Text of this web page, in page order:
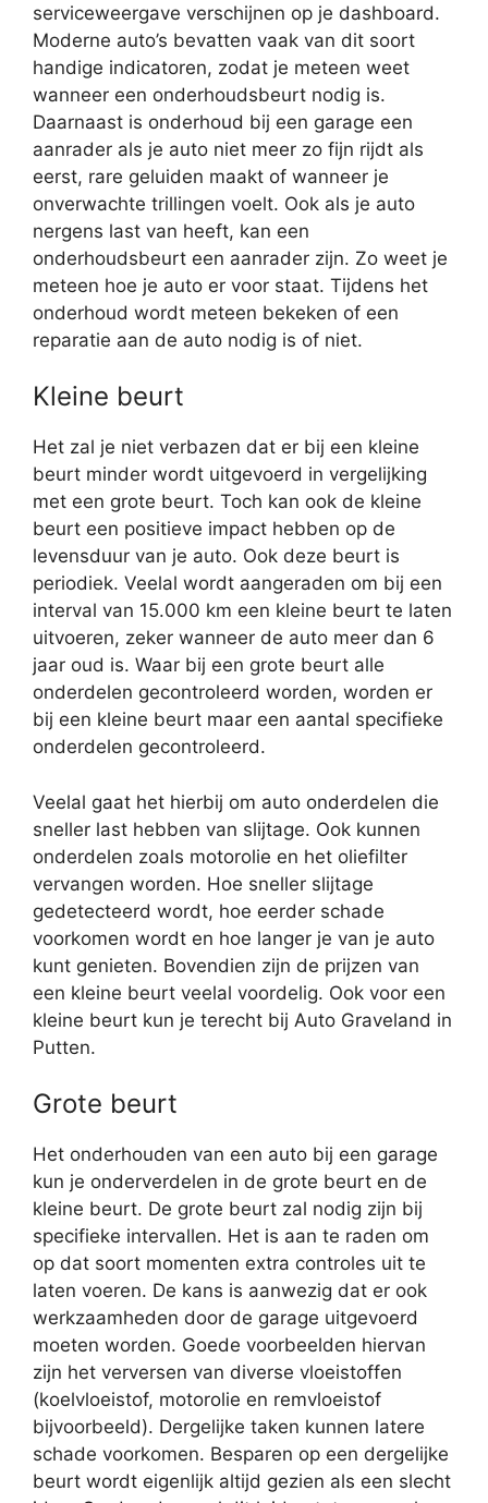
serviceweergave verschijnen op je dashboard.
Moderne auto’s bevatten vaak van dit soort
handige indicatoren, zodat je meteen weet
wanneer een onderhoudsbeurt nodig is.
Daarnaast is onderhoud bij een garage een
aanrader als je auto niet meer zo fijn rijdt als
eerst, rare geluiden maakt of wanneer je
onverwachte trillingen voelt. Ook als je auto
nergens last van heeft, kan een
onderhoudsbeurt een aanrader zijn. Zo weet je
meteen hoe je auto er voor staat. Tijdens het
onderhoud wordt meteen bekeken of een
reparatie aan de auto nodig is of niet.
Kleine beurt
Het zal je niet verbazen dat er bij een kleine
beurt minder wordt uitgevoerd in vergelijking
met een grote beurt. Toch kan ook de kleine
beurt een positieve impact hebben op de
levensduur van je auto. Ook deze beurt is
periodiek. Veelal wordt aangeraden om bij een
interval van 15.000 km een kleine beurt te laten
uitvoeren, zeker wanneer de auto meer dan 6
jaar oud is. Waar bij een grote beurt alle
onderdelen gecontroleerd worden, worden er
bij een kleine beurt maar een aantal specifieke
onderdelen gecontroleerd.
Veelal gaat het hierbij om auto onderdelen die
sneller last hebben van slijtage. Ook kunnen
onderdelen zoals motorolie en het oliefilter
vervangen worden. Hoe sneller slijtage
gedetecteerd wordt, hoe eerder schade
voorkomen wordt en hoe langer je van je auto
kunt genieten. Bovendien zijn de prijzen van
een kleine beurt veelal voordelig. Ook voor een
kleine beurt kun je terecht bij Auto Graveland in
Putten.
Grote beurt
Het onderhouden van een auto bij een garage
kun je onderverdelen in de grote beurt en de
kleine beurt. De grote beurt zal nodig zijn bij
specifieke intervallen. Het is aan te raden om
op dat soort momenten extra controles uit te
laten voeren. De kans is aanwezig dat er ook
werkzaamheden door de garage uitgevoerd
moeten worden. Goede voorbeelden hiervan
zijn het verversen van diverse vloeistoffen
(koelvloeistof, motorolie en remvloeistof
bijvoorbeeld). Dergelijke taken kunnen latere
schade voorkomen. Besparen op een dergelijke
beurt wordt eigenlijk altijd gezien als een slecht